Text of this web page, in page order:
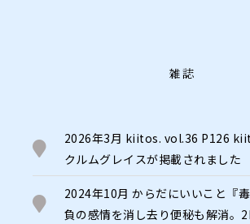
雑誌
2026年3月 kiitos. vol.36 P126
クルムグレイスが掲載されました
2024年10月 からだにいいこと『
負の感情を消し去り便秘も解消。